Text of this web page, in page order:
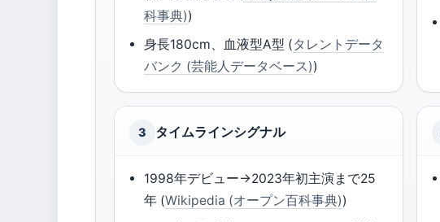
科事典))
身長180cm、血液型A型 (タレントデータ
バンク (芸能人データベース))
3 タイムラインシグナル
1998年デビュー→2023年初主演まで25
年 (Wikipedia (オープン百科事典))